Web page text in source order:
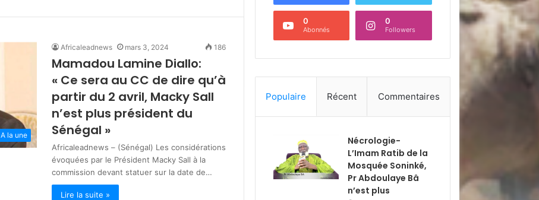
A la une
Africaleadnews mars 3, 2024 186
Mamadou Lamine Diallo:
« Ce sera au CC de dire qu’à
partir du 2 avril, Macky Sall
n’est plus président du
Sénégal »
Africaleadnews – (Sénégal) Les considérations
évoquées par le Président Macky Sall à la
commission devant statuer sur la date de…
Lire la suite »
0
Abonnés
0
Followers
Populaire Récent Commentaires
Nécrologie-
L’Imam Ratib de la
Mosquée Soninké,
Pr Abdoulaye Bâ
n’est plus